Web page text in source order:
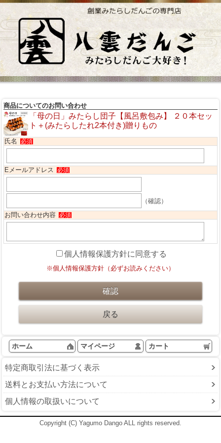
商品についてのお問い合わせ
「母の日」みたらし団子【風呂敷包み】 ２０本セッ
ト＋(みたらしたれ2本付き)贈りもの
氏名 必須
Eメールアドレス 必須
（確認）
お問い合わせ内容
必須
個人情報保護方針に同意する
※個人情報保護方針（必ずお読みください）
ホーム マイページ カート
特定商取引法に基づく表示
送料とお支払い方法について
個人情報の取扱いについて
Copyright (C) Yagumo Dango ALL rights reserved.